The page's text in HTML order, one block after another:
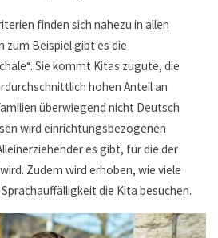
finden sich nahezu in allen
zum Beispiel gibt es die
Sie kommt Kitas zugute, die
hohen Anteil an
überwiegend nicht Deutsch
wird einrichtungsbezogenen
es gibt, für die der
Zudem wird erhoben, wie viele
die Kita besuchen.